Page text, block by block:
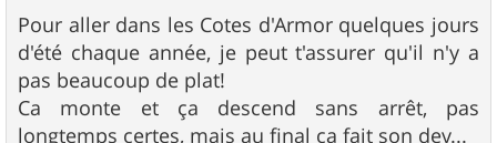
s
s
a
g
e
Pour aller dans les Cotes d'Armor quelques jours
d'été chaque année, je peut t'assurer qu'il n'y a
pas beaucoup de plat!
Ca monte et ça descend sans arrêt, pas
longtemps certes, mais au final ça fait son dev...